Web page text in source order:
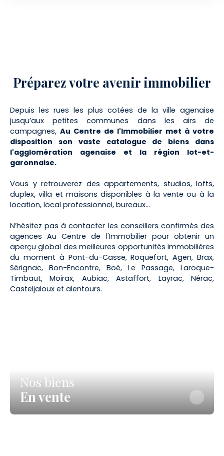
Préparezvotre avenir immobilier
Depuis les rues les plus cotées de la ville agenaise
jusqu’aux petites communes dans les airs de
campagnes, Au Centre de l'Immobilier met à votre
disposition son vaste catalogue de biens dans
l'agglomération agenaise et la région lot-et-
garonnaise.
Vous y retrouverez des appartements, studios, lofts,
duplex, villa et maisons disponibles à la vente ou à la
location, local professionnel, bureaux…
N’hésitez pas à contacter les conseillers confirmés des
agences Au Centre de l'Immobilier pour obtenir un
aperçu global des meilleures opportunités immobilières
du moment à Pont-du-Casse, Roquefort, Agen, Brax,
Sérignac, Bon-Encontre, Boé, Le Passage, Laroque-
Timbaut, Moirax, Aubiac, Astaffort, Layrac, Nérac,
Casteljaloux et alentours.
Nos biens
En vente